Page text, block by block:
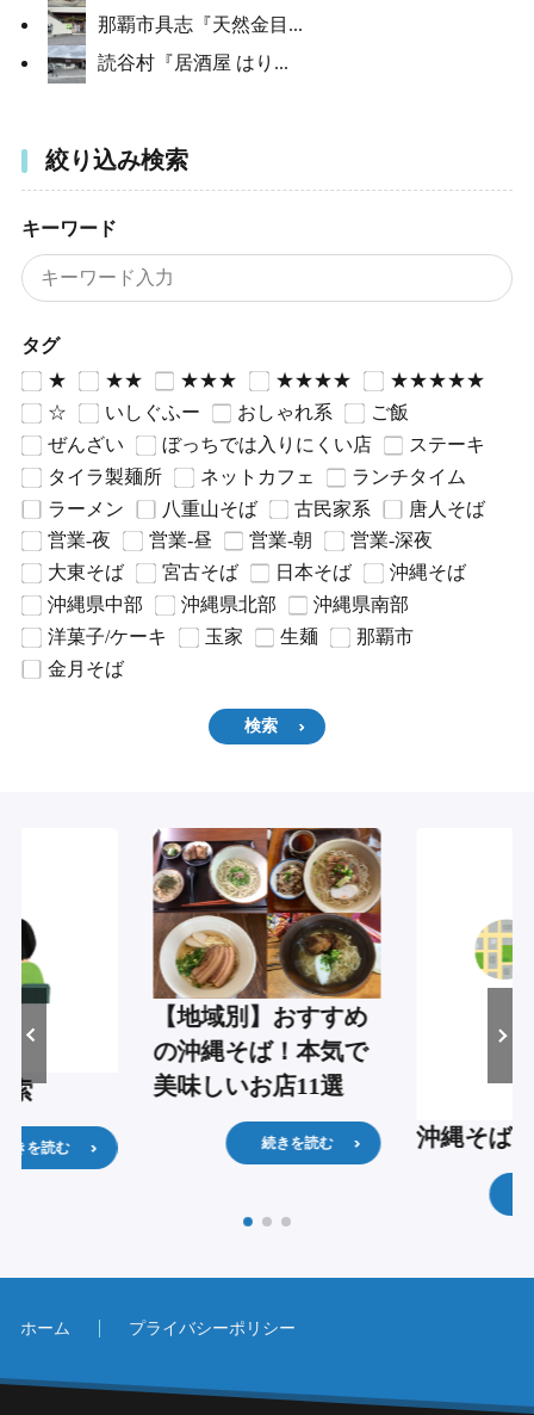
那覇市具志『天然金目...
読谷村『居酒屋 はり...
絞り込み検索
キーワード
タグ
★ ★★ ★★★ ★★★★
★★★★★
☆
いしぐふー おしゃれ系
ご飯
ぜんざい
ぼっちでは入りにくい店
ステーキ
タイラ製麺所
ネットカフェ
ランチタイム
ラーメン
八重山そば 古民家系
唐人そば
営業-夜
営業-昼 営業-朝
営業-深夜
大東そば
宮古そば 日本そば
沖縄そば
沖縄県中部
沖縄県北部
沖縄県南部
洋菓子/ケーキ
玉家 生麺
那覇市
金月そば
検索
索
きを読む
【地域別】おすすめ
の沖縄そば！本気で
美味しいお店11選
続きを読む 沖縄そば
ホーム プライバシーポリシー